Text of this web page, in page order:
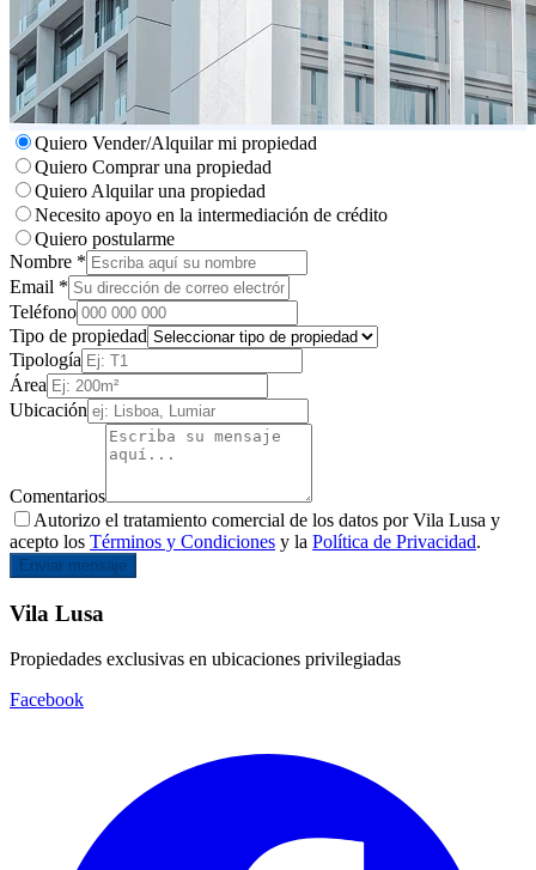
Quiero Vender/Alquilar mi propiedad
Quiero Comprar una propiedad
Quiero Alquilar una propiedad
Necesito apoyo en la intermediación de crédito
Quiero postularme
Nombre *
Email *
Teléfono
Tipo de propiedad
Tipología
Área
Ubicación
Comentarios
Autorizo el tratamiento comercial de los datos por Vila Lusa y
acepto los Términos y Condiciones y la Política de Privacidad.
Enviar mensaje
Vila Lusa
Propiedades exclusivas en ubicaciones privilegiadas
Facebook